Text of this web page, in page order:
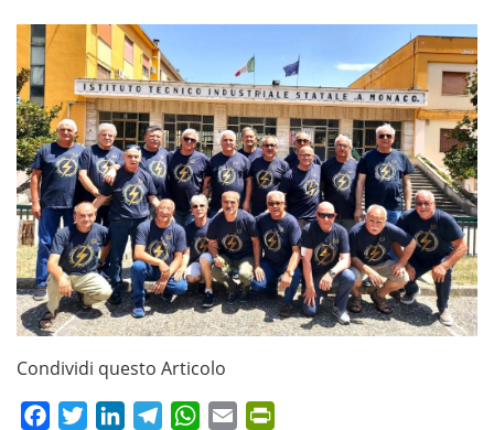
Condividi questo Articolo
FacebookTwitterLinkedInTelegramWhatsApp
Email